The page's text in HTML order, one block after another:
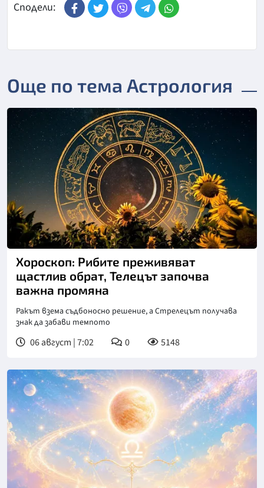
Сподели:
Още по тема Астрология
Хороскоп: Рибите преживяват
щастлив обрат, Телецът започва
важна промяна
Ракът взема съдбоносно решение, а Стрелецът получава
знак да забави темпото
06 август | 7:02 0 5148